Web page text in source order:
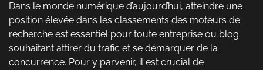
Dans le monde numérique d’aujourd’hui, atteindre une
position élevée dans les classements des moteurs de
recherche est essentiel pour toute entreprise ou blog
souhaitant attirer du trafic et se démarquer de la
concurrence. Pour y parvenir, il est crucial de